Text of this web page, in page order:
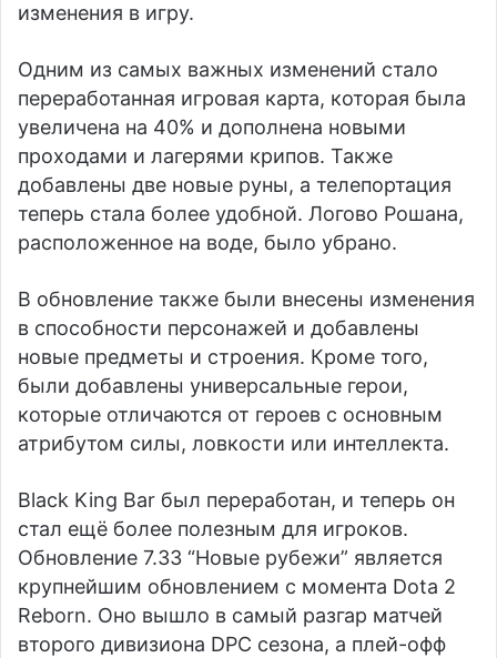
изменения в игру.
Одним из самых важных изменений стало
переработанная игровая карта, которая была
увеличена на 40% и дополнена новыми
проходами и лагерями крипов. Также
добавлены две новые руны, а телепортация
теперь стала более удобной. Логово Рошана,
расположенное на воде, было убрано.
В обновление также были внесены изменения
в способности персонажей и добавлены
новые предметы и строения. Кроме того,
были добавлены универсальные герои,
которые отличаются от героев с основным
атрибутом силы, ловкости или интеллекта.
Black King Bar был переработан, и теперь он
стал ещё более полезным для игроков.
Обновление 7.33 “Новые рубежи” является
крупнейшим обновлением с момента Dota 2
Reborn. Оно вышло в самый разгар матчей
второго дивизиона DPC сезона, а плей-офф